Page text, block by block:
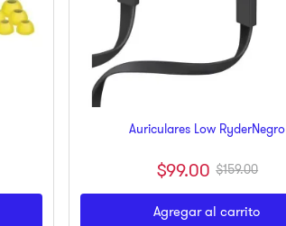
Auriculares Low RyderNegro
$99.00 $159.00
Agregar al carrito